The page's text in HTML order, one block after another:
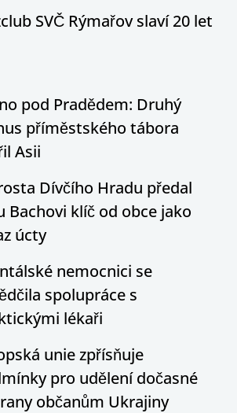
SVČ Rýmařov slaví 20 let
pod Pradědem: Druhý
příměstského tábora
Asii
Dívčího Hradu předal
Bachovi klíč od obce jako
úcty
nemocnici se
spolupráce s
lékaři
unie zpřísňuje
pro udělení dočasné
občanům Ukrajiny